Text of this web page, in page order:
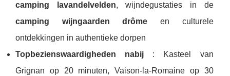
camping lavandelvelden, wijndegustaties in de
camping wijngaarden drôme en culturele
ontdekkingen in authentieke dorpen
Topbezienswaardigheden nabij : Kasteel van
Grignan op 20 minuten, Vaison-la-Romaine op 30